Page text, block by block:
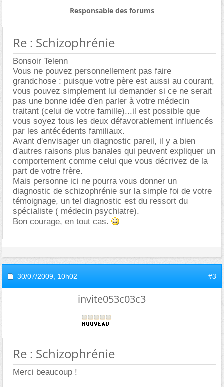
Responsable des forums
Re : Schizophrénie
Bonsoir Telenn
Vous ne pouvez personnellement pas faire
grandchose : puisque votre père est aussi au courant,
vous pouvez simplement lui demander si ce ne serait
pas une bonne idée d'en parler à votre médecin
traitant (celui de votre famille)...il est possible que
vous soyez tous les deux défavorablement influencés
par les antécédents familiaux.
Avant d'envisager un diagnostic pareil, il y a bien
d'autres raisons plus banales qui peuvent expliquer un
comportement comme celui que vous décrivez de la
part de votre frère.
Mais personne ici ne pourra vous donner un
diagnostic de schizophrénie sur la simple foi de votre
témoignage, un tel diagnostic est du ressort du
spécialiste ( médecin psychiatre).
Bon courage, en tout cas.
30/07/2009, 10h02 #3
invite053c03c3
Re : Schizophrénie
Merci beaucoup !